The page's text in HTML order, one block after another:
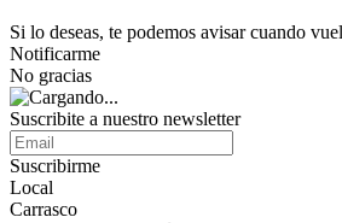
Si lo deseas, te podemos avisar cuando
Notificarme
No gracias
Suscribite a nuestro newsletter
Suscribirme
Local
Carrasco